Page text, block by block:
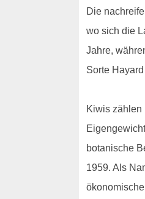
Die
wo sich die
Jahre,
Sorte
Kiwis zählen
botanische
1959. Als